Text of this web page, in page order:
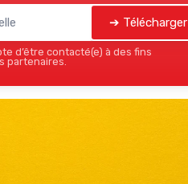
➔ Télécharger
d’être contacté(e) à des fins
partenaires.